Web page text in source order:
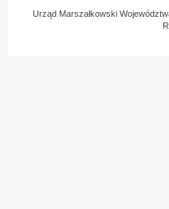
Urząd Marszałkowski